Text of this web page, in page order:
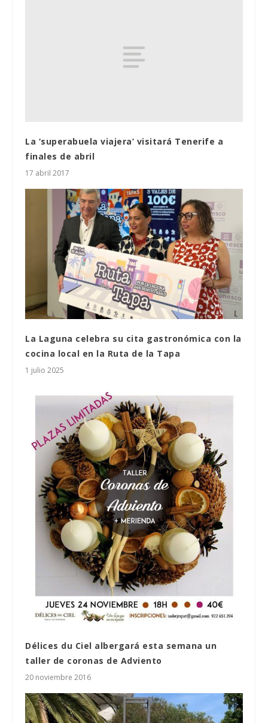
La ‘superabuela viajera’ visitará Tenerife a
finales de abril
17 abril 2017
La Laguna celebra su cita gastronómica con la
cocina local en la Ruta de la Tapa
1 julio 2025
Délices du Ciel albergará esta semana un
taller de coronas de Adviento
20 noviembre 2016